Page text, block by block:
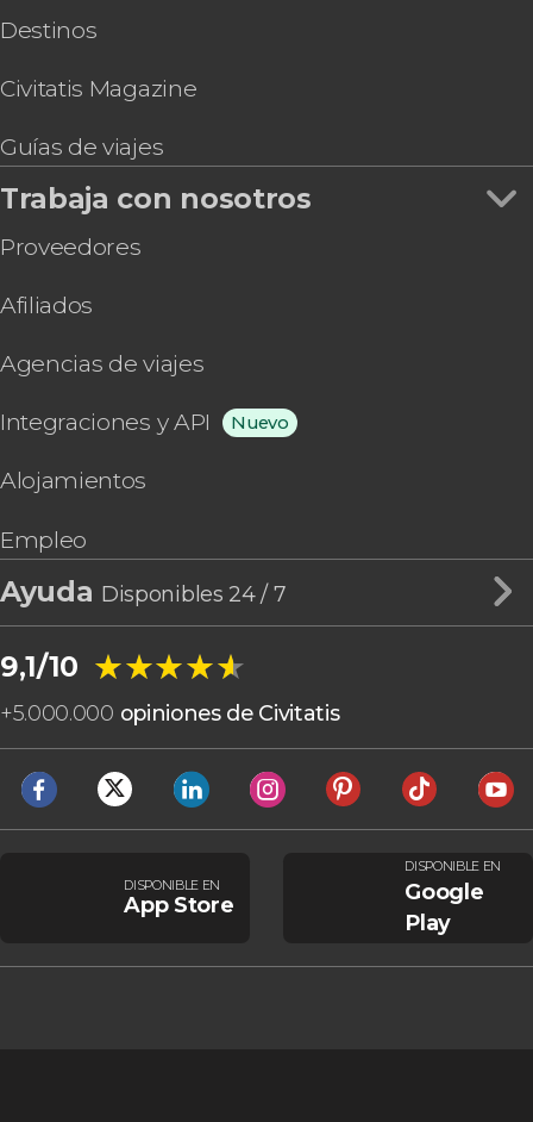
Destinos
Civitatis Magazine
Guías de viajes
Trabaja con nosotros
Proveedores
Afiliados
Agencias de viajes
Integraciones y API Nuevo
Alojamientos
Empleo
Ayuda Disponibles 24 / 7
9,1/10 ★★★★★
★★★★★
+5.000.000 opiniones de Civitatis
DISPONIBLE EN
App Store
DISPONIBLE EN
Google
Play